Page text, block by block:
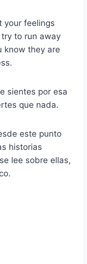
your feelings
to run away
know they are
sientes por esa
que nada.
este punto
historias
lee sobre ellas,